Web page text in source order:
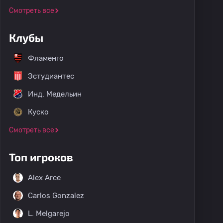
Смотреть все
Клубы
Фламенго
Эстудиантес
Инд. Медельин
Куско
Смотреть все
Топ игроков
Alex Arce
Carlos Gonzalez
L. Melgarejo